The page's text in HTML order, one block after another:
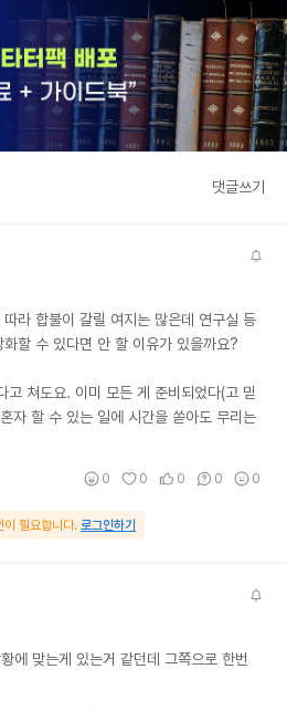
댓글쓰기
라 합불이 갈릴 여지는 많은데 연구실 등
할 수 있다면 안 할 이유가 있을까요?
고 쳐도요. 이미 모든 게 준비되었다(고 믿
자 할 수 있는 일에 시간을 쏟아도 무리는
0 0 0 0 0
이 필요합니다. 로그인하기
에 맞는게 있는거 같던데 그쪽으로 한번